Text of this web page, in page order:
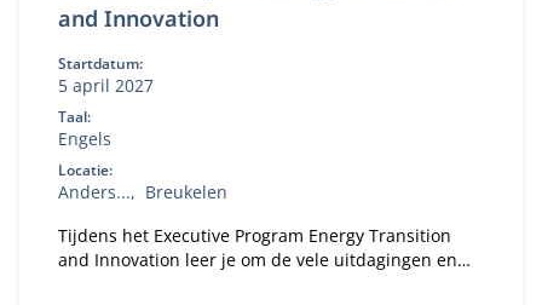
and Innovation
Startdatum:
5 april 2027
Taal:
Engels
Locatie:
Anders...
Breukelen
Tijdens het Executive Program Energy Transition
and Innovation leer je om de vele uitdagingen en